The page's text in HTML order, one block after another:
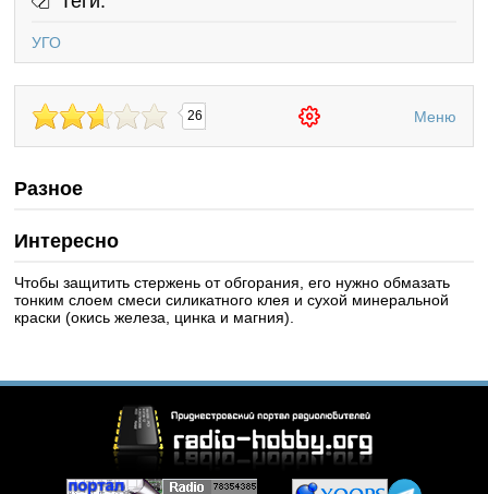
УГО
26 Меню
Разное
Интересно
Чтобы защитить стержень от обгорания, его нужно обмазать
тонким слоем смеси силикатного клея и сухой минеральной
краски (окись железа, цинка и магния).